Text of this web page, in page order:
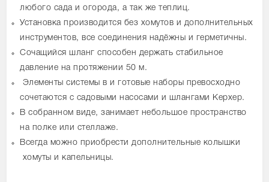
любого сада и огорода, а так же теплиц.
Установка производится без хомутов и дополнительных
инструментов, все соединения надёжны и герметичны.
Сочащийся шланг способен держать стабильное
давление на протяжении 50 м.
Элементы системы в и готовые наборы превосходно
сочетаются с садовыми насосами и шлангами Керхер.
В собранном виде, занимает небольшое пространство
на полке или стеллаже.
Всегда можно приобрести дополнительные колышки
хомуты и капельницы.